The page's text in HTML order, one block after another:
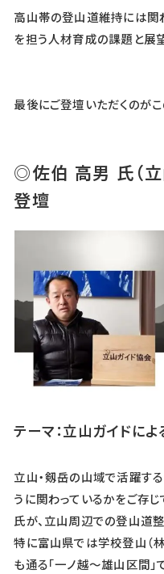
高山帯の登山道維持には関
を担う人材育成の課題と展
最後にご登壇いただくのがこ
◎佐伯 高男 氏（
登壇
テーマ：立山ガイドに
立山・剱岳の山域で活躍す
うに関わっているかをご存
氏が、立山周辺での登山道
特に富山県では学校登山（
も通る「一ノ越～雄山区間